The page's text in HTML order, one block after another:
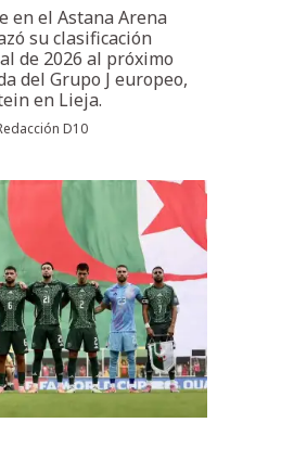
en el Astana Arena
su clasificación
de 2026 al próximo
del Grupo J europeo,
en Lieja.
D10